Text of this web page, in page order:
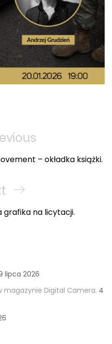
– okładka książki.
grafika na licytacji.
lipca 2026
magazynie Digital Camera. 4